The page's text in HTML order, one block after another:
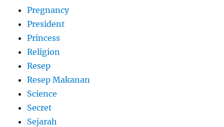
Pregnancy
President
Princess
Religion
Resep
Resep Makanan
Science
Secret
Sejarah